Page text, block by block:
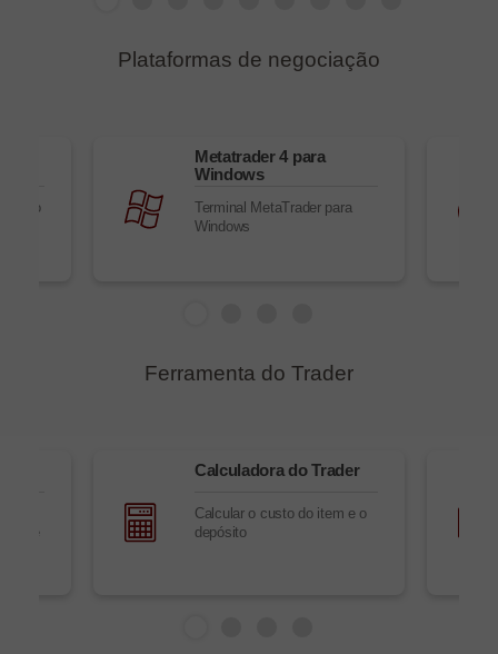
Plataformas de negociação
no
Metatrader 4 para
Windows
Terminal MetaTrader para
Windows
Ferramenta do Trader
de
Calculadora do Trader
Calcular o custo do item e o
depósito